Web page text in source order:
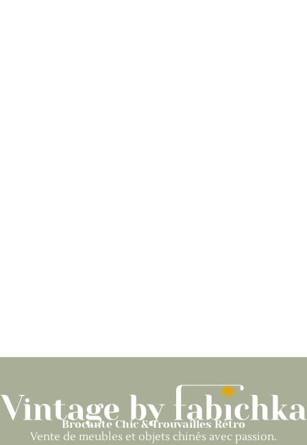
Brocante Chic & Trouvailles Rétro
Vente de meubles et objets chinés avec passion.